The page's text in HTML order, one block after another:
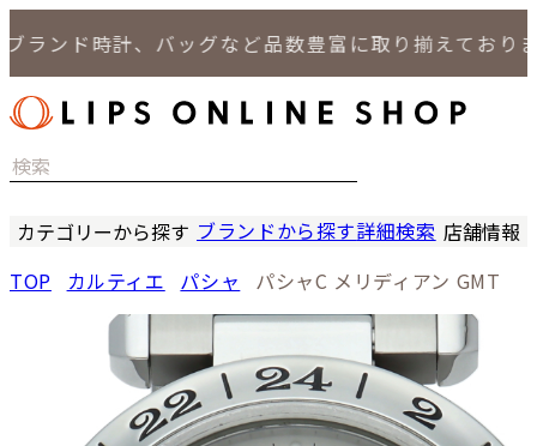
ド時計、バッグなど品数豊富に取り揃えております
カテゴリーから探す
バッグ
ジュエリー
ブランドから探す詳細検索 店舗情報
LIPS
LIPS 札
LIPS 札
LIPS 通信
TOP カルティエ パシャ パシャC メリディアン GMT